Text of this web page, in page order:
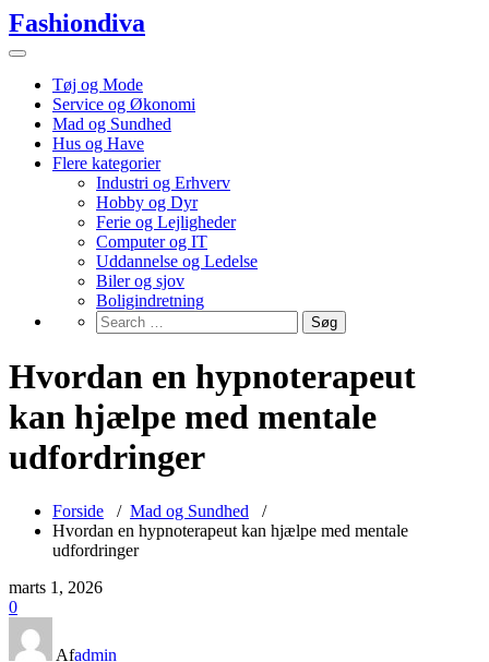
Skip
to
content
Fashiondiva
Tøj og Mode
Service og Økonomi
Mad og Sundhed
Hus og Have
Flere kategorier
Industri og Erhverv
Hobby og Dyr
Ferie og Lejligheder
Computer og IT
Uddannelse og Ledelse
Biler og sjov
Boligindretning
Hvordan en hypnoterapeut
kan hjælpe med mentale
udfordringer
Forside / Mad og Sundhed /
Hvordan en hypnoterapeut kan hjælpe med mentale
udfordringer
marts 1, 2026
0
Afadmin